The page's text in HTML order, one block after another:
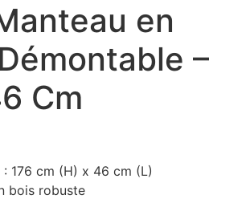
en
–
Cm
: 176 cm (H) x 46 cm (L)
bois robuste